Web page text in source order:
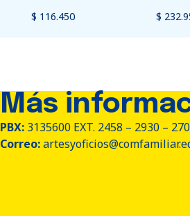
$ 116.450 $
Más
PBX: 3135600 EXT. 2458 – 2930 –
Correo: